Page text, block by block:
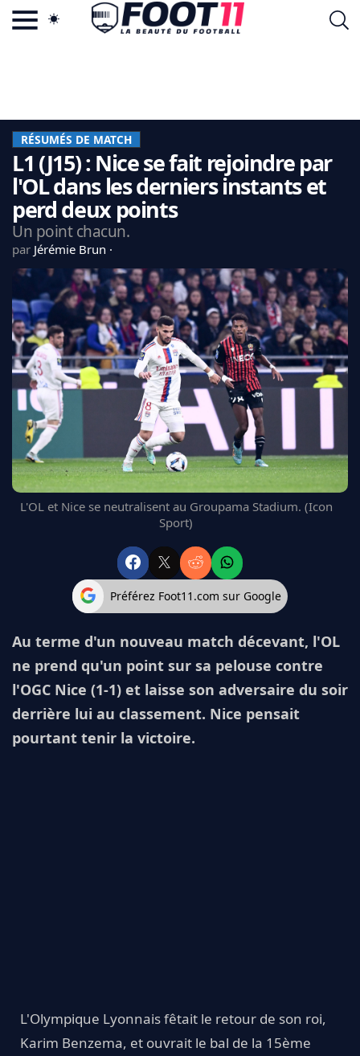
LA CHARTE
VIE PRIVÉE
CGU
CONTACTEZ-NOUS
CDM 2026
EDF
PSG
LIGUE 1
REAL MADRID
FC BARCELONE
MANCHESTER UNITED
CHELSEA
ARSENAL
BAYERN
L'AVIS DE LA RÉDAC'
RÉSUMÉS DE MATCH
L1 (J15) : Nice se fait rejoindre par
l'OL dans les derniers instants et
perd deux points
Un point chacun.
par Jérémie Brun
L'OL et Nice se neutralisent au Groupama Stadium. (Icon
Sport)
Préférez Foot11.com sur Google
Au terme d'un nouveau match décevant, l'OL
ne prend qu'un point sur sa pelouse contre
l'OGC Nice (1-1) et laisse son adversaire du soir
derrière lui au classement. Nice pensait
pourtant tenir la victoire.
L'Olympique Lyonnais fêtait le retour de son roi,
Karim Benzema, et ouvrait le bal de la 15ème